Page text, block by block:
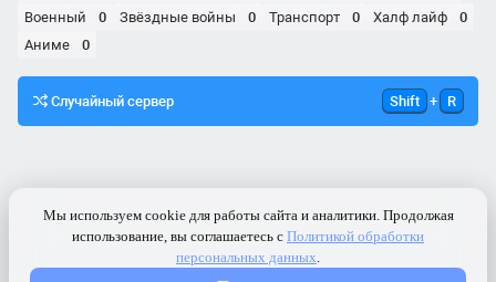
военный
0 звёздные войны 0 транспорт 0 халф лайф
0
аниме
0
Случайный сервер Shift + R